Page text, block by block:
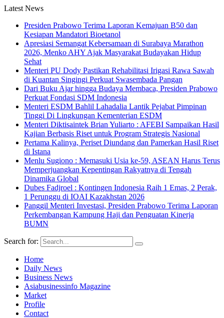
Latest News
Presiden Prabowo Terima Laporan Kemajuan B50 dan
Kesiapan Mandatori Bioetanol
Apresiasi Semangat Kebersamaan di Surabaya Marathon
2026, Menko AHY Ajak Masyarakat Budayakan Hidup
Sehat
Menteri PU Dody Pastikan Rehabilitasi Irigasi Rawa Sawah
di Kuantan Singingi Perkuat Swasembada Pangan
Dari Buku Ajar hingga Budaya Membaca, Presiden Prabowo
Perkuat Fondasi SDM Indonesia
Menteri ESDM Bahlil Lahadalia Lantik Pejabat Pimpinan
Tinggi Di Lingkungan Kementerian ESDM
Menteri Diktisaintek Brian Yuliarto : AFEBI Sampaikan Hasil
Kajian Berbasis Riset untuk Program Strategis Nasional
Pertama Kalinya, Periset Diundang dan Pamerkan Hasil Riset
di Istana
Menlu Sugiono : Memasuki Usia ke-59, ASEAN Harus Terus
Memperjuangkan Kepentingan Rakyatnya di Tengah
Dinamika Global
Dubes Fadjroel : Kontingen Indonesia Raih 1 Emas, 2 Perak,
1 Perunggu di IOAI Kazakhstan 2026
Panggil Menteri Investasi, Presiden Prabowo Terima Laporan
Perkembangan Kampung Haji dan Penguatan Kinerja
BUMN
Search for:
Home
Daily News
Business News
Asiabusinessinfo Magazine
Market
Profile
Contact